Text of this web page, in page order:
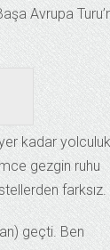
Avrupa
kadar yolculuk
gezgin ruhu
farksız.
geçti. Ben